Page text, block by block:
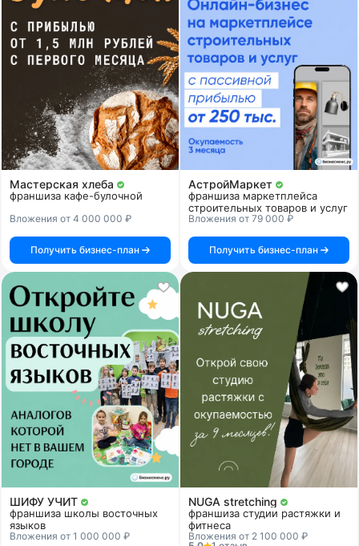
Мастерская хлеба
франшиза кафе-булочной
Вложения от 4 000 000 ₽
Получить бизнес-план
АстройМаркет
франшиза маркетплейса
строительных товаров и услуг
Вложения от 79 000 ₽
Получить бизнес-план
ШИФУ УЧИТ
франшиза школы восточных
языков
Вложения от 1 000 000 ₽
NUGA stretching
франшиза студии растяжки и
фитнеса
Вложения от 2 100 000 ₽